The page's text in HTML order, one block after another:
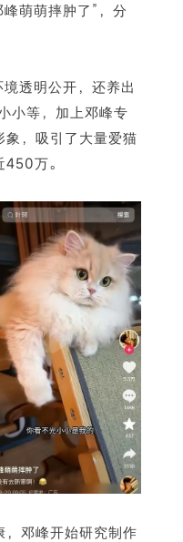
萌萌摔肿了”，分
透明公开，还养出
小等，加上邓峰专
象，吸引了大量爱猫
万。
，邓峰开始研究制作